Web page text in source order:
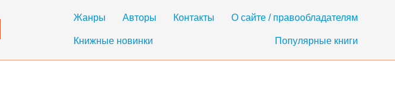
Жанры Авторы Контакты О сайте / правообладателям
Книжные новинки Популярные книги